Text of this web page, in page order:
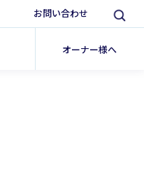
オーナー様へ
お問い合わせ